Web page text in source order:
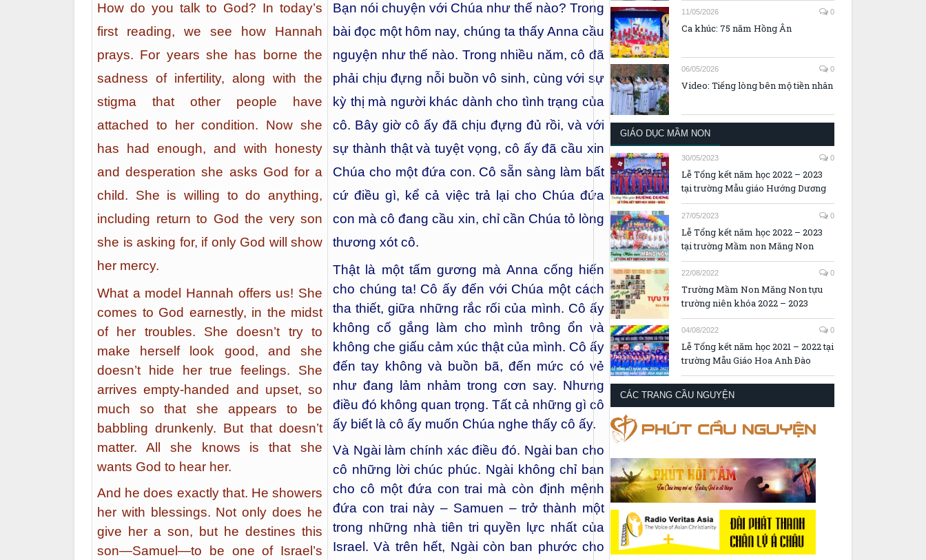
How do you talk to God? In today’s
first reading, we see how Hannah
prays. For years she has borne the
sadness of infertility, along with the
stigma that other people have
attached to her condition. Now she
has had enough, and with honesty
and desperation she asks God for a
child. She is willing to do anything,
including return to God the very son
she is asking for, if only God will show
her mercy.
What a model Hannah offers us! She
comes to God earnestly, in the midst
of her troubles. She doesn’t try to
make herself look good, and she
doesn’t hide her true feelings. She
arrives empty-handed and upset, so
much so that she appears to be
babbling drunkenly. But that doesn’t
matter. All she knows is that she
wants God to hear her.
And he does exactly that. He showers
her with blessings. Not only does he
give her a son, but he destines this
son—Samuel—to be one of Israel’s
Bạn nói chuyện với Chúa như thế nào? Trong
bài đọc một hôm nay, chúng ta thấy Anna cầu
nguyện như thế nào. Trong nhiều năm, cô đã
phải chịu đựng nỗi buồn vô sinh, cùng với sự
kỳ thị mà người khác dành cho tình trạng của
cô. Bây giờ cô ấy đã chịu đựng đủ rồi, và với
sự thành thật và tuyệt vọng, cô ấy đã cầu xin
Chúa cho một đứa con. Cô sẵn sàng làm bất
cứ điều gì, kể cả việc trả lại cho Chúa đứa
con mà cô đang cầu xin, chỉ cần Chúa tỏ lòng
thương xót cô.
Thật là một tấm gương mà Anna cống hiến
cho chúng ta! Cô ấy đến với Chúa một cách
tha thiết, giữa những rắc rối của mình. Cô ấy
không cố gắng làm cho mình trông ổn và
không che giấu cảm xúc thật của mình. Cô ấy
đến tay không và buồn bã, đến mức có vẻ
như đang lảm nhảm trong cơn say. Nhưng
điều đó không quan trọng. Tất cả những gì cô
ấy biết là cô ấy muốn Chúa nghe thấy cô ấy.
Và Ngài làm chính xác điều đó. Ngài ban cho
cô những lời chúc phúc. Ngài không chỉ ban
cho cô một đứa con trai mà còn định mệnh
đứa con trai này – Samuen – trở thành một
trong những nhà tiên tri quyền lực nhất của
Israel. Và trên hết, Ngài còn ban phước cho
11/05/2026 0
Ca khúc: 75 năm Hồng Ân
06/05/2026 0
Video: Tiếng lòng bên mộ tiền nhân
GIÁO DỤC MẦM NON
30/05/2023 0
Lễ Tổng kết năm học 2022 – 2023
tại trường Mẫu giáo Hướng Dương
27/05/2023 0
Lễ Tổng kết năm học 2022 – 2023
tại trường Mầm non Măng Non
22/08/2022 0
Trường Mầm Non Măng Non tựu
trường niên khóa 2022 – 2023
04/08/2022 0
Lễ Tổng kết năm học 2021 – 2022 tại
trường Mẫu Giáo Hoa Anh Đào
CÁC TRANG CẦU NGUYỆN